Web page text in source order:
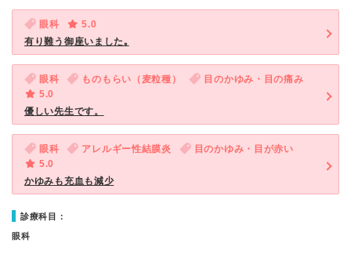
眼科
5.0
有り難う御座いました｡
眼科 ものもらい（麦粒種）
目のかゆみ・目の痛み
5.0
優しい先生です。
眼科 アレルギー性結膜炎
目のかゆみ・目が赤い
5.0
かゆみも充血も減少
診療科目：
眼科